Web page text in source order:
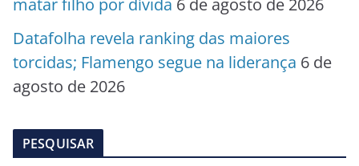
matar filho por dívida 6 de agosto de 2026
Datafolha revela ranking das maiores
torcidas; Flamengo segue na liderança 6 de
agosto de 2026
PESQUISAR